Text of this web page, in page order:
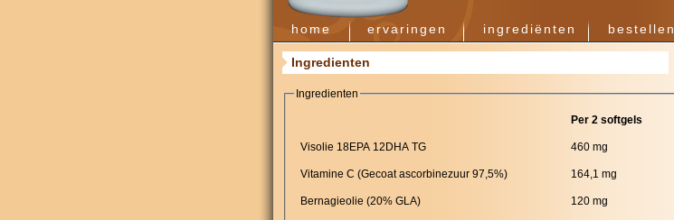
home ervaringen ingrediënten bestellen
Ingredienten
Ingredienten
Per 2 softgels
Visolie 18EPA 12DHA TG 460 mg
Vitamine C (Gecoat ascorbinezuur 97,5%) 164,1 mg
Bernagieolie (20% GLA) 120 mg